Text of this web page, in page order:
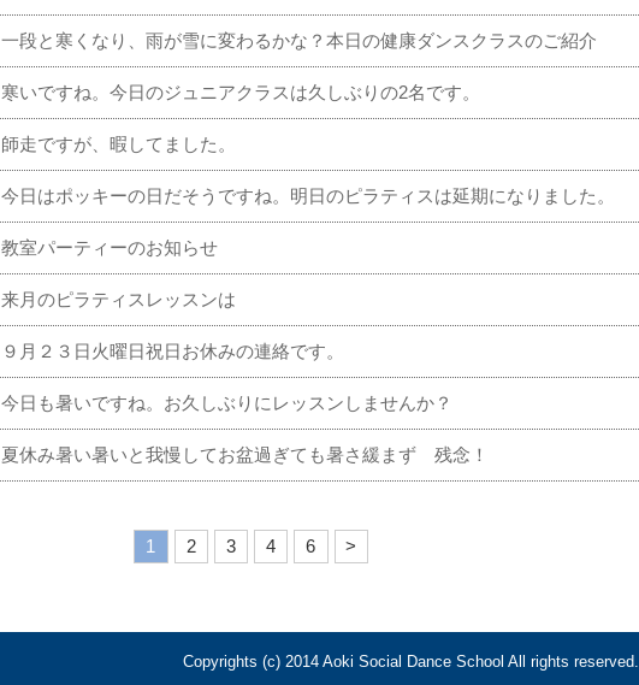
一段と寒くなり、雨が雪に変わるかな？本日の健康ダンスクラスのご紹介
寒いですね。今日のジュニアクラスは久しぶりの2名です。
師走ですが、暇してました。
今日はポッキーの日だそうですね。明日のピラティスは延期になりました。
教室パーティーのお知らせ
来月のピラティスレッスンは
９月２３日火曜日祝日お休みの連絡です。
今日も暑いですね。お久しぶりにレッスンしませんか？
夏休み暑い暑いと我慢してお盆過ぎても暑さ緩まず 残念！
1 2 3 4 6 >
Copyrights (c) 2014 Aoki Social Dance School All rights reserved.